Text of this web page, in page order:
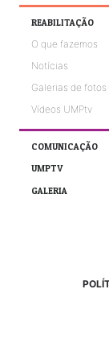
REABILITAÇÃO
O que fazemos
Notícias
Galerias de fotos
Vídeos UMPtv
COMUNICAÇÃO
UMPTV
GALERIA